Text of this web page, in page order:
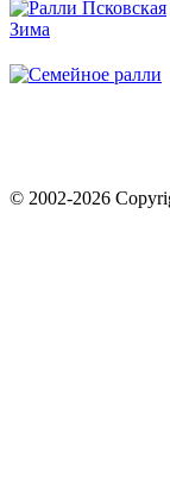
© 2002-2026